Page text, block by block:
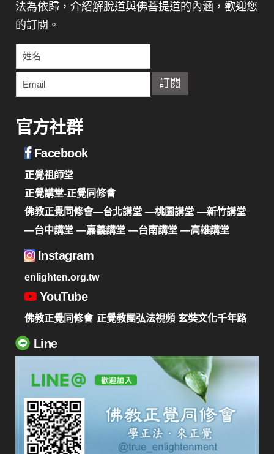
法為依歸，介紹解脫道與佛菩提道的內涵，歡迎您
的訂閱。
官方社群
Facebook
正覺祖師堂
正覺講堂-正覺同修會
佛教正覺同修會—台北講堂 —桃園講堂 —新竹講堂
—台中講堂 —嘉義講堂 —台南講堂 —高雄講堂
Instagram
enlighten.org.tw
YouTube
佛教正覺同修會 正覺教團弘法視頻 玄奘文化千年路
Line